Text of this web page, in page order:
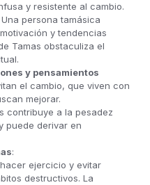
y resistente al cambio.
Una persona tamásica
y tendencias
Tamas obstaculiza el
y pensamientos
el cambio, que viven con
mejorar.
contribuye a la pesadez
puede derivar en
:
ejercicio y evitar
destructivos. La